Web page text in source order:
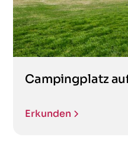
Campingplatz
Erkunden